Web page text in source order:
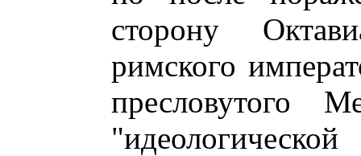
сторону
римского
пресловутого